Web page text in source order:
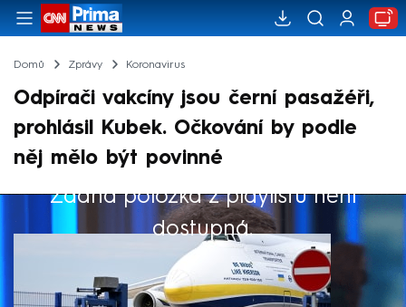
Domů Zprávy Koronavirus
Odpírači vakcíny jsou černí pasažéři,
prohlásil Kubek. Očkování by podle
něj mělo být povinné
Žádná položka z playlistu není
dostupná.
Výběr redakce